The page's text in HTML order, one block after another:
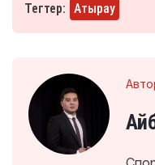
Тегтер: Атырау